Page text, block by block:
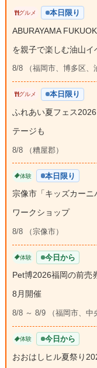
グルメ 本日限り
ABURAYAMA
を親子で楽しむ油山イ
8/8 （福岡市、博多区、
グルメ 本日限り
ふれあい夏フェス
テージも
8/8 （糟屋郡）
体験 本日限り
宗像市「キッズカー
ワークショップ
8/8 （宗像市）
体験 今日から
Pet博2026福岡の前売
8月開催
8/8 ～ 8/9 （福岡市、中
体験 今日から
おおはしヒル夏祭り